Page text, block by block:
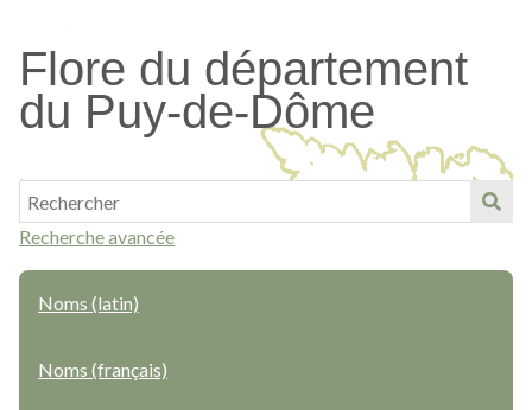
contenu
principal
Flore du département
du Puy-de-Dôme
Recherche avancée
Noms (latin)
Noms (français)